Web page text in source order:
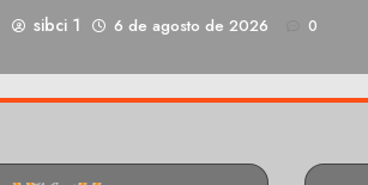
sibci 1 6 de agosto de 2026 0